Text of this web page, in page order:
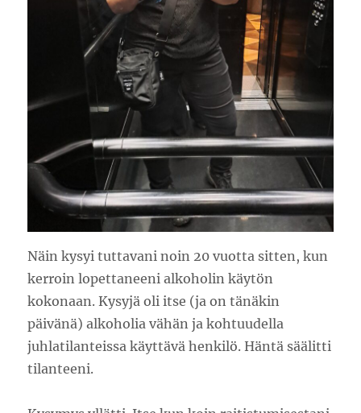
Näin kysyi tuttavani noin 20 vuotta sitten, kun
kerroin lopettaneeni alkoholin käytön
kokonaan. Kysyjä oli itse (ja on tänäkin
päivänä) alkoholia vähän ja kohtuudella
juhlatilanteissa käyttävä henkilö. Häntä säälitti
tilanteeni.